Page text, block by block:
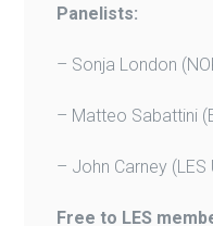
Panelists:
– Sonja London
– Matteo Sabattini
– John Carney
Free to LES